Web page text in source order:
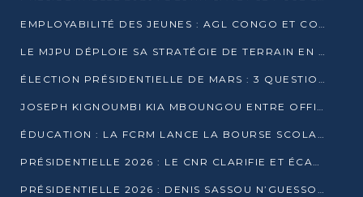
EMPLOYABILITÉ DES JEUNES : AGL CONGO ET CONGO TERMINAL S’ALLIENT À UCAC-ICAM
LE MJPU DÉPLOIE SA STRATÉGIE DE TERRAIN EN FAVEUR DE DSN
ÉLECTION PRÉSIDENTIELLE DE MARS : 3 QUESTIONS À UN EXPERT CONGOLAIS DE LA CYBERSÉCURITÉ
JOSEPH KIGNOUMBI KIA MBOUNGOU ENTRE OFFICIELLEMENT EN COURSE POUR LA PRÉSIDENTIELLE
ÉDUCATION : LA FCRM LANCE LA BOURSE SCOLAIRE FRANCINE-NTOUMI POUR PROMOUVOIR LES FILIÈRES SCIENTIFIQUES
PRÉSIDENTIELLE 2026 : LE CNR CLARIFIE ET ÉCARTE LA CANDIDATURE DU PASTEUR NTUMI
PRÉSIDENTIELLE 2026 : DENIS SASSOU N’GUESSO ANNONCE OFFICIELLEMENT SA CANDIDATURE